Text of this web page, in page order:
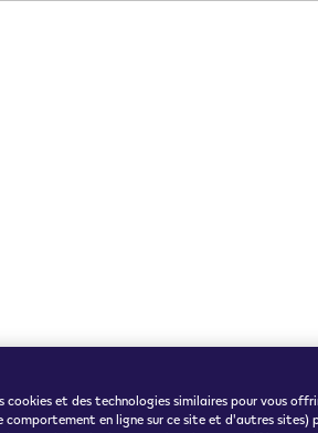
cookies et des technologies similaires pour vous
en ligne sur ce site et d'autres sites)